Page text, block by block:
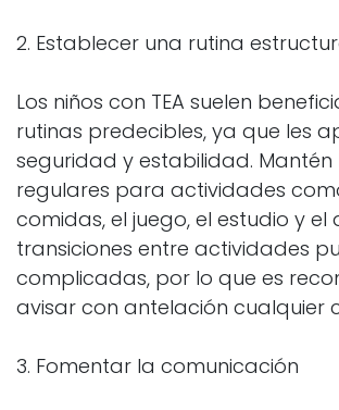
2. Establecer una rutina
Los niños con TEA suelen
rutinas predecibles, ya que les
seguridad y estabilidad. Mantén
regulares para actividades
comidas, el juego, el estudio y el
transiciones entre actividades
complicadas, por lo que es
avisar con antelación cualquier
3. Fomentar la comunicación